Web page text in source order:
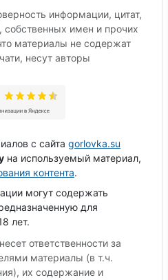
информации, цитат,
собственных имен и прочих
материалы не содержат
несут авторы
с сайта gorlovka.su
на используемый материал,
контента.
могут содержать
для
лет.
ответственности за
материалы (в т.ч.
их содержание и